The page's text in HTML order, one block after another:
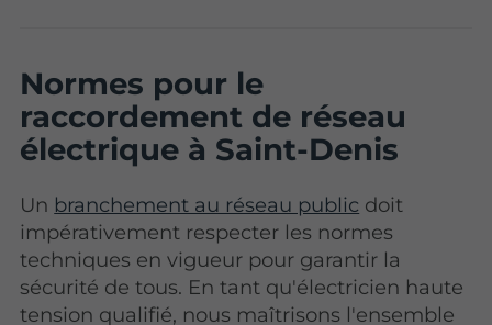
Normes pour le
raccordement de réseau
électrique à Saint-Denis
Un branchement au réseau public doit
impérativement respecter les normes
techniques en vigueur pour garantir la
sécurité de tous. En tant qu'électricien haute
tension qualifié, nous maîtrisons l'ensemble